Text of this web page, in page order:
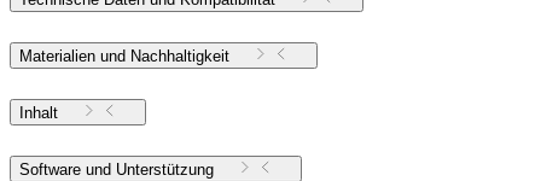
Materialien und Nachhaltigkeit
Inhalt
Software und Unterstützung